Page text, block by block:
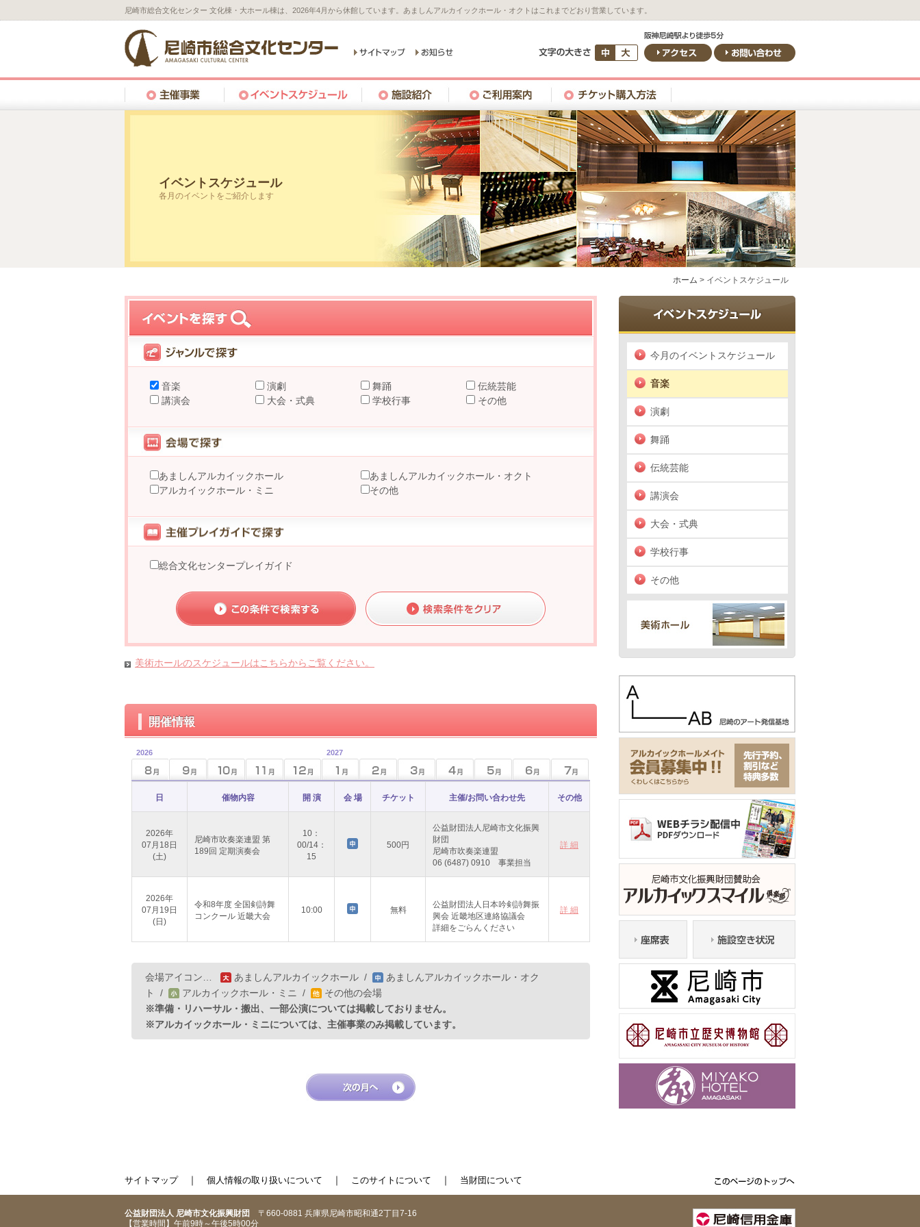
尼崎市総合文化センター 文化棟・大ホール棟は、2026年4月から休館しています。あましんアルカイックホール・オクトはこれまでどおり営業しています。
イベントスケジュール
各月のイベントをご紹介します
ホーム > イベントスケジュール
音楽 演劇 舞踊
伝統芸能
講演会
大会・式典 学校行事 その他
あましんアルカイックホール
あましんアルカイックホール・オクト
アルカイックホール・ミニ
その他
総合文化センタープレイガイド
美術ホールのスケジュールはこちらからご覧ください。
開催情報
2026 2027
日 催物内容 開 演 会 場 チケット 主催/お問い合わせ先 その他
2026年
07月18日
(土)
尼崎市吹奏楽連盟 第
189回 定期演奏会
10：
00/14：
15
500円
公益財団法人尼崎市文化振興
財団
尼崎市吹奏楽連盟
06 (6487) 0910 事業担当
詳 細
2026年
07月19日
(日)
令和8年度 全国剣詩舞
コンクール 近畿大会
10:00 無料
公益財団法人日本吟剣詩舞振
興会 近畿地区連絡協議会
詳細をごらんください
詳 細
会場アイコン… あましんアルカイックホール /
あましんアルカイックホール・オク
ト
/ アルカイックホール・ミニ /
その他の会場
※準備・リハーサル・搬出、一部公演については掲載しておりません。
※アルカイックホール・ミニについては、主催事業のみ掲載しています。
今月のイベントスケジュール
音楽
演劇
舞踊
伝統芸能
講演会
大会・式典
学校行事
その他
サイトマップ｜ 個人情報の取り扱いについて ｜ このサイトについて ｜ 当財団について
公益財団法人 尼崎市文化振興財団 〒660-0881 兵庫県尼崎市昭和通2丁目7-16
【営業時間】午前9時～午後5時00分